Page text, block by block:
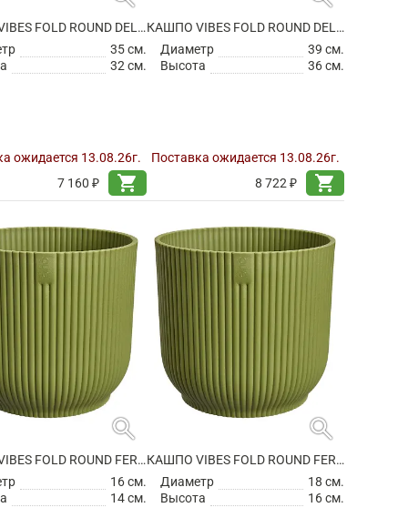
КАШПО VIBES FOLD ROUND DELICATE PINK
35 см.
32 см.
ожидается 13.08.26г.
7 160 ₽
shopping_cart
КАШПО VIBES FOLD ROUND DELICATE PINK
Диаметр
39 см.
Высота
36 см.
Поставка ожидается 13.08.26г.
8 722 ₽
shopping_cart
search
КАШПО VIBES FOLD ROUND FERN GREEN
16 см.
14 см.
search
КАШПО VIBES FOLD ROUND FERN GREEN
Диаметр
18 см.
Высота
16 см.